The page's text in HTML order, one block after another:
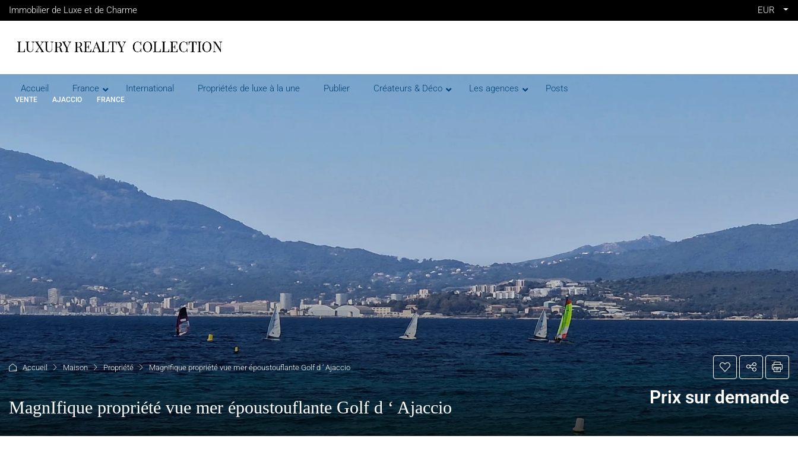
Immobilier de Luxe et de Charme EUR
Accueil France International Propriétés de luxe à la une Publier Créateurs & Déco Les agences Posts
VENTE AJACCIO FRANCE
Accueil Maison Propriété MagnIfique propriété vue mer époustouflante Golf d ‘ Ajaccio
MagnIfique propriété vue mer époustouflante Golf d ‘ Ajaccio Prix sur demande